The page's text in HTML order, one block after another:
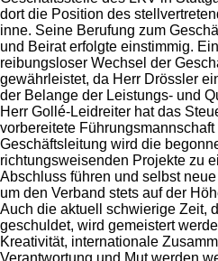
dort die Position des
inne. Seine Berufung zum
und Beirat erfolgte einstimmig.
reibungsloser Wechsel der
gewährleistet, da Herr Drössler
der Belange der Leistungs- und
Herr Gollé-Leidreiter hat das
vorbereitete
Geschäftsleitung wird die
richtungsweisenden Projekte zu
Abschluss führen und selbst
um den Verband stets auf der
Auch die aktuell schwierige Zeit,
geschuldet, wird gemeistert
Kreativität, internationale
Verantwortung und Mut werden